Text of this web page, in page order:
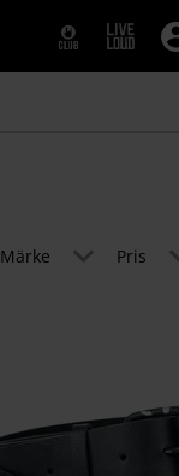
Märke Pris